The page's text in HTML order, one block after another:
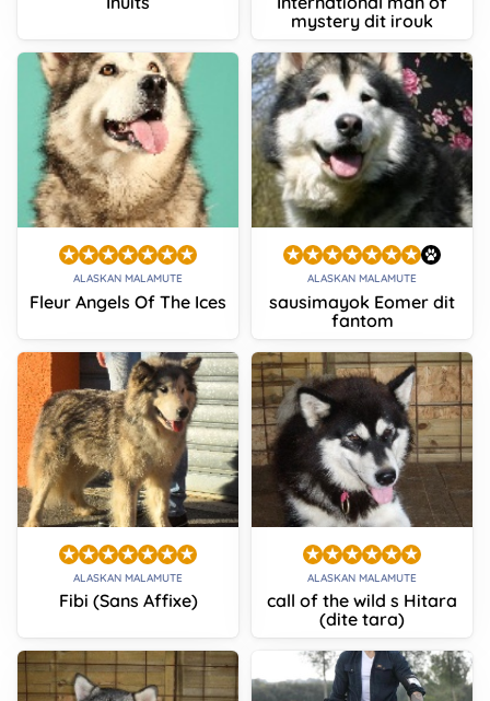
mystery dit irouk
ALASKAN MALAMUTE
Fleur Angels Of The Ices
ALASKAN MALAMUTE
sausimayok Eomer dit
fantom
ALASKAN MALAMUTE
Fibi (Sans Affixe)
ALASKAN MALAMUTE
call of the wild s Hitara
(dite tara)